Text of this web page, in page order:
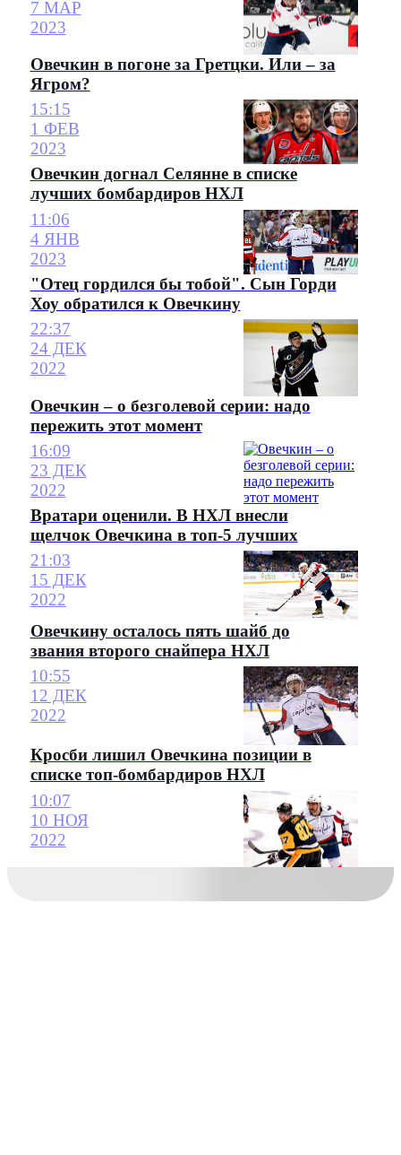
7 МАР
2023
Овечкин в погоне за Гретцки. Или – за
Ягром?
15:15
1 ФЕВ
2023
Овечкин догнал Селянне в списке
лучших бомбардиров НХЛ
11:06
4 ЯНВ
2023
"Отец гордился бы тобой". Сын Горди
Хоу обратился к Овечкину
22:37
24 ДЕК
2022
Овечкин – о безголевой серии: надо
пережить этот момент
16:09
23 ДЕК
2022
Вратари оценили. В НХЛ внесли
щелчок Овечкина в топ-5 лучших
21:03
15 ДЕК
2022
Овечкину осталось пять шайб до
звания второго снайпера НХЛ
10:55
12 ДЕК
2022
Кросби лишил Овечкина позиции в
списке топ-бомбардиров НХЛ
10:07
10 НОЯ
2022